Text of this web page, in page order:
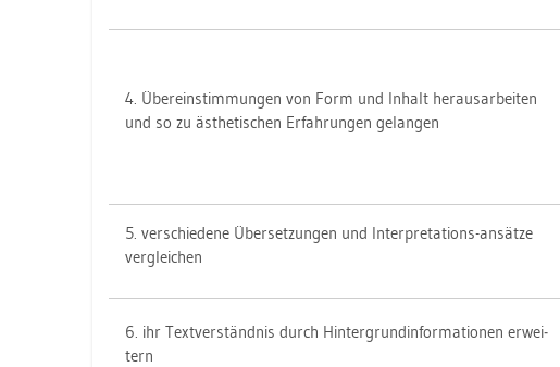
4. Über­ein­stim­mun­gen von Form und In­halt her­aus­ar­bei­ten
und so zu äs­the­ti­schen Er­fah­run­gen ge­lan­gen
5. ver­schie­de­ne Über­set­zun­gen und In­ter­pre­ta­ti­ons-an­sät­ze
ver­glei­chen
6. ihr Text­ver­ständ­nis durch Hin­ter­grund­in­for­ma­tio­nen er­wei­
tern